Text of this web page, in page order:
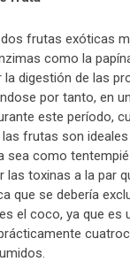
frutas exóticas
como la
digestión de las
por tanto, en
este período,
frutas son
sea como
las toxinas a la par
que se debería
el coco, ya que es